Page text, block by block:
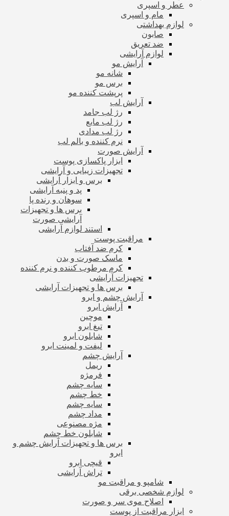
عطر و اسپری
مام و اسپری
لوازم بهداشتی
صابون
ضد تعریق
لوازم آرایشی
آرایش مو
شانه مو
برس مو
پرپشت کننده مو
آرایش لب
رژ لب جامد
رژ لب مایع
رژ لب مدادی
نرم کننده و بالم لب
آرایش صورت
ابزار پاکسازی پوست
تجهیزات زیبایی و آرایشی
برس و ابزار آرایشی
پد و پنبه آرایشی
سوهان و رنده پا
برس ها و تجهیزات
آرایشی صورت
استند لوازم آرایشی
مراقبت پوست
کرم ضد آفتاب
ماسک صورت و بدن
کرم مرطوب کننده و نرم کننده
تجهیزات آرایشی
برس ها و تجهیزات آرایشی
آرایش چشم و ابرو
آرایش ابرو
موچین
تیغ ابرو
شابلون ابرو
لیفت و لمینت ابرو
آرایش چشم
ریمل
فرمژه
سایه چشم
خط چشم
سایه چشم
مداد چشم
مژه مصنوعی
شابلون خط چشم
برس ها و تجهیزات آرایش چشم و
ابرو
قیچی ابرو
تراش آرایشی
شامپو و مراقبت مو
لوازم شخصی برقی
اصلاح موی سر و صورت
ابزار مراقبت از پوست